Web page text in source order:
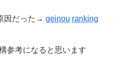
因だった→ geinou ranking
参考になると思います